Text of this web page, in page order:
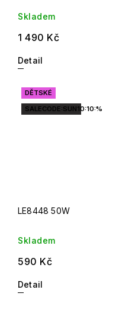
Skladem
1 490 Kč
Detail
DĚTSKÉ
SALECODE:SUN10:10:%
LE8448 50W
Skladem
590 Kč
Detail